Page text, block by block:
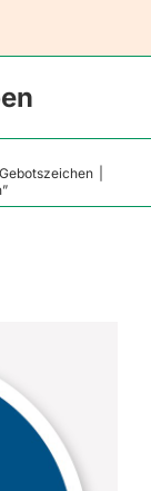
Gebotszeichen